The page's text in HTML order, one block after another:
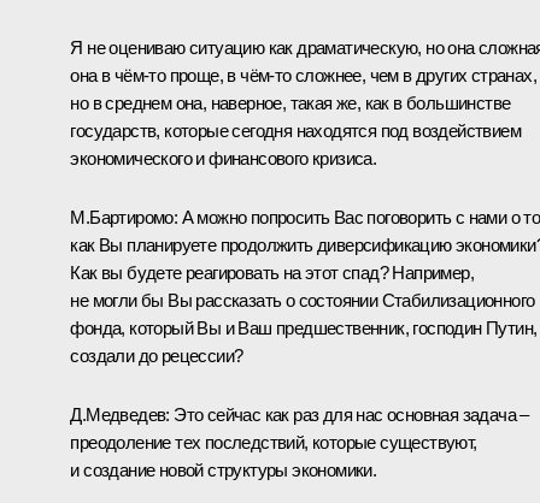
Я не оцениваю ситуацию как драматическую, но она
она в чём‑то проще, в чём‑то сложнее, чем в других странах,
но в среднем она, наверное, такая же, как в большинстве
государств, которые сегодня находятся под воздействием
экономического и финансового кризиса.
М.Бартиромо: А можно попросить Вас поговорить с нами о
как Вы планируете продолжить диверсификацию
Как вы будете реагировать на этот спад? Например,
не могли бы Вы рассказать о состоянии Стабилизационного
фонда, который Вы и Ваш предшественник, господин Путин,
создали до рецессии?
Д.Медведев: Это сейчас как раз для нас основная задача –
преодоление тех последствий, которые существуют,
и создание новой структуры экономики.